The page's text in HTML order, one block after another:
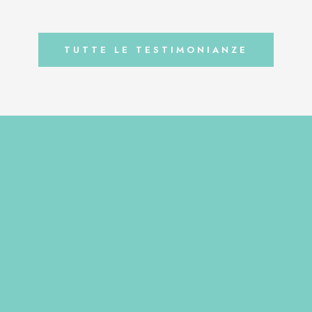
TUTTE LE TESTIMONIANZE